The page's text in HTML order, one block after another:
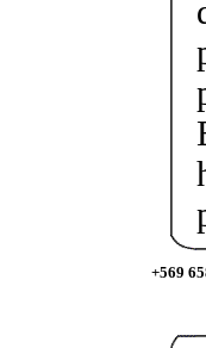
+569